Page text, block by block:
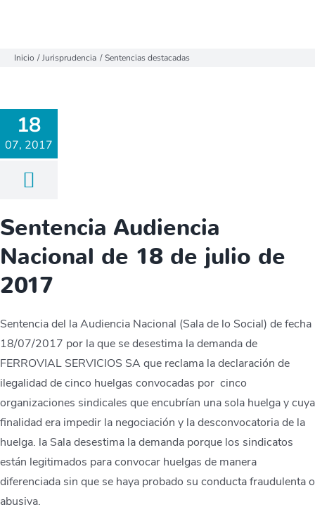
Inicio Jurisprudencia Sentencias destacadas
18
07, 2017
Sentencia Audiencia
Nacional de 18 de julio de
2017
Sentencia del la Audiencia Nacional (Sala de lo Social) de fecha
18/07/2017 por la que se desestima la demanda de
FERROVIAL SERVICIOS SA que reclama la declaración de
ilegalidad de cinco huelgas convocadas por cinco
organizaciones sindicales que encubrían una sola huelga y cuya
finalidad era impedir la negociación y la desconvocatoria de la
huelga. la Sala desestima la demanda porque los sindicatos
están legitimados para convocar huelgas de manera
diferenciada sin que se haya probado su conducta fraudulenta o
abusiva.